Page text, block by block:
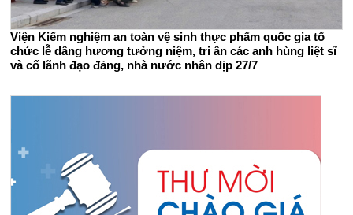
Viện Kiểm nghiệm an toàn vệ sinh thực phẩm quốc gia tổ
chức lễ dâng hương tưởng niệm, tri ân các anh hùng liệt sĩ
và cố lãnh đạo đảng, nhà nước nhân dịp 27/7